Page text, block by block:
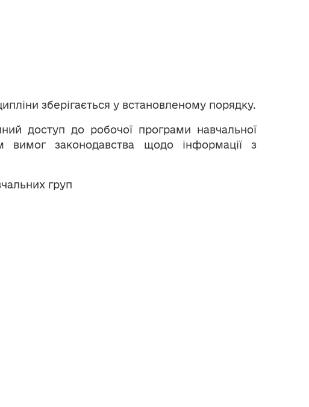
зберігається у встановленому порядку.
доступ до робочої програми навчальної
вимог законодавства щодо інформації з
груп